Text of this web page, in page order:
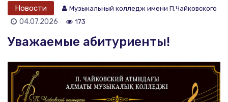
Новости Музыкальный колледж имени П.Чайковского
04.07.2026 173
Уважаемые абитуриенты!